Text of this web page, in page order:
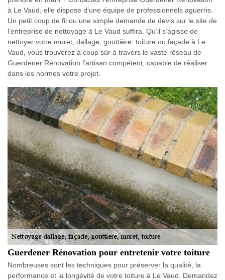
à Le Vaud, elle dispose d’une équipe de professionnels aguerris.
Un petit coup de fil ou une simple demande de devis sur le site de
l’entreprise de nettoyage à Le Vaud suffira. Qu’il s’agisse de
nettoyer votre muret, dallage, gouttière, toiture ou façade à Le
Vaud, vous trouverez à coup sûr à travers le vaste réseau de
Guerdener Rénovation l’artisan compétent, capable de réaliser
dans les normes votre projet.
Guerdener Rénovation pour entretenir votre toiture
Nombreuses sont les techniques pour préserver la qualité, la
performance et la longévité de votre toiture à Le Vaud. Demandez